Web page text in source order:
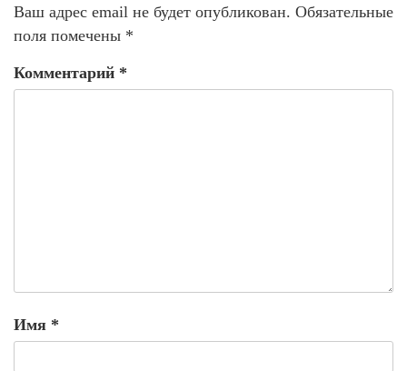
Ваш адрес email не будет опубликован. Обязательные
поля помечены *
Комментарий *
Имя *